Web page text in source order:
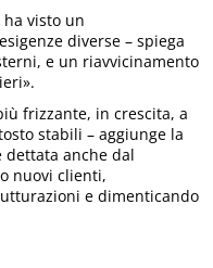
visto un
diverse – spiega
e un riavvicinamento
frizzante, in crescita, a
stabili – aggiunge la
dettata anche dal
nuovi clienti,
e dimenticando